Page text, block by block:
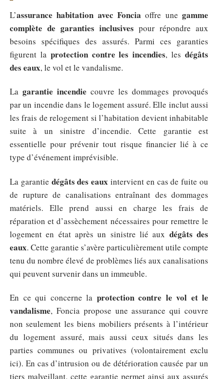
L’assurance habitation avec Foncia offre une gamme
complète de garanties inclusives pour répondre aux
besoins spécifiques des assurés. Parmi ces garanties
figurent la protection contre les incendies, lesdégâts
des eaux, le vol et le vandalisme.
La garantie incendie couvre les dommages provoqués
par un incendie dans le logement assuré. Elle inclut aussi
les frais de relogement si l’habitation devient inhabitable
suite à un sinistre d’incendie. Cette garantie est
essentielle pour prévenir tout risque financier lié à ce
type d’événement imprévisible.
La garantie dégâts des eaux intervient en cas de fuite ou
de rupture de canalisations entraînant des dommages
matériels. Elle prend aussi en charge les frais de
réparation et d’assèchement nécessaires pour remettre le
logement en état après un sinistre lié aux dégâts des
eaux. Cette garantie s’avère particulièrement utile compte
tenu du nombre élevé de problèmes liés aux canalisations
qui peuvent survenir dans un immeuble.
En ce qui concerne la protection contre le vol et le
vandalisme, Foncia propose une assurance qui couvre
non seulement les biens mobiliers présents à l’intérieur
du logement assuré, mais aussi ceux situés dans les
parties communes ou privatives (volontairement exclu
ici). En cas d’intrusion ou de détérioration causée par un
tiers malveillant, cette garantie permet ainsi aux assurés